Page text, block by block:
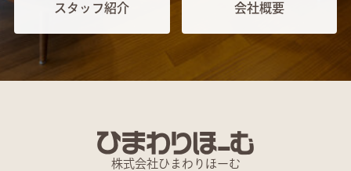
スタッフ紹介 会社概要
株式会社ひまわりほーむ